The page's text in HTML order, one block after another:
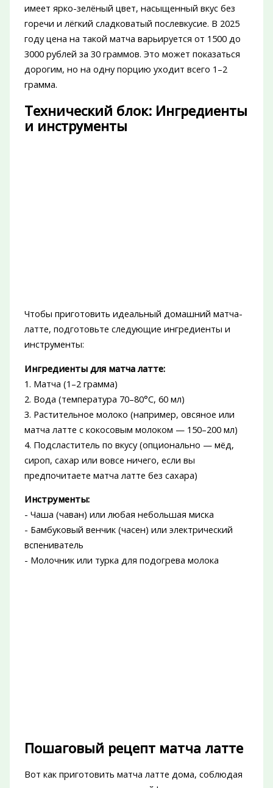
имеет ярко-зелёный цвет, насыщенный вкус без
горечи и лёгкий сладковатый послевкусие. В 2025
году цена на такой матча варьируется от 1500 до
3000 рублей за 30 граммов. Это может показаться
дорогим, но на одну порцию уходит всего 1–2
грамма.
Технический блок: Ингредиенты
и инструменты
Чтобы приготовить идеальный домашний матча-
латте, подготовьте следующие ингредиенты и
инструменты:
Ингредиенты для матча латте:
1. Матча (1–2 грамма)
2. Вода (температура 70–80°C, 60 мл)
3. Растительное молоко (например, овсяное или
матча латте с кокосовым молоком — 150–200 мл)
4. Подсластитель по вкусу (опционально — мёд,
сироп, сахар или вовсе ничего, если вы
предпочитаете матча латте без сахара)
Инструменты:
- Чаша (чаван) или любая небольшая миска
- Бамбуковый венчик (часен) или электрический
вспениватель
- Молочник или турка для подогрева молока
Пошаговый рецепт матча латте
Вот как приготовить матча латте дома, соблюдая